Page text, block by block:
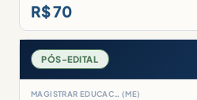
R$ 70
PÓS-EDITAL
MAGISTRAR EDUCAC… (ME)